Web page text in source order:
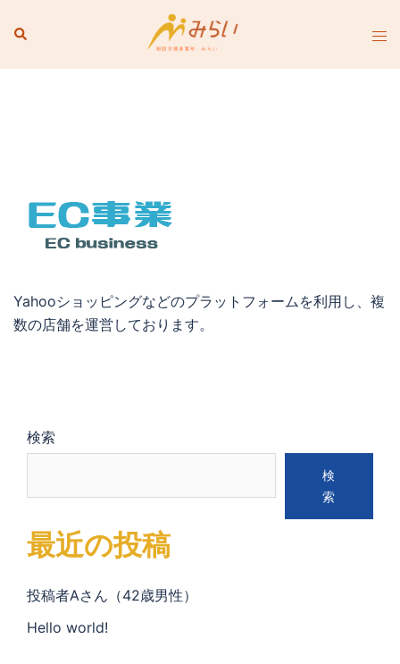
検
索
ト
Yahooショッピングなどのプラットフォームを利用し、複
数の店舗を運営しております。
検索
検
索
最近の投稿
投稿者Aさん（42歳男性）
Hello world!